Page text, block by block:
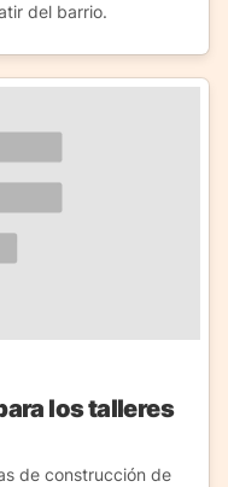
del barrio.
los talleres
de construcción de